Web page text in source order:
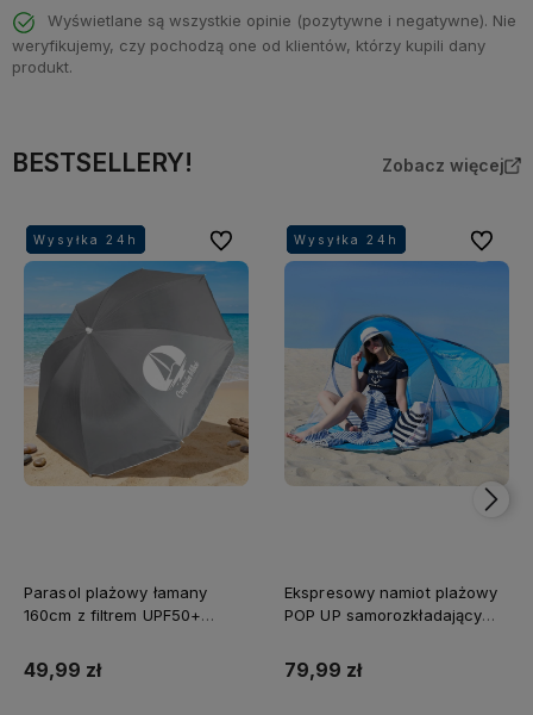
Wyświetlane są wszystkie opinie (pozytywne i negatywne). Nie
weryfikujemy, czy pochodzą one od klientów, którzy kupili dany
produkt.
BESTSELLERY! Zobacz więcej
Wysyłka 24h
Wysyłka 24h
Wysyłka 24h
Wysyłka 24h
Parasol plażowy łamany
160cm z filtrem UPF50+
49,99 zł
Do ulubionychWysyłka 24h
Wysyłka 24h
Wysyłka 24h
Wysyłka 24h
Ekspresowy namiot plażowy
POP UP samorozkładający
79,99 zł
Do